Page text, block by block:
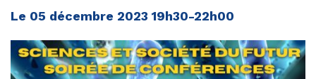
Le 05 décembre 2023 19h30-22h00